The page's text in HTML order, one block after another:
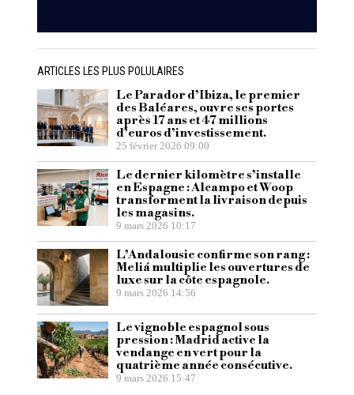
ARTICLES LES PLUS POLULAIRES
Le Parador d’Ibiza, le premier
des Baléares, ouvre ses portes
après 17 ans et 47 millions
d’euros d’investissement.
25 février 2026 09:00
Le dernier kilomètre s’installe
en Espagne : Alcampo et Woop
transforment la livraison depuis
les magasins.
9 mars 2026 10:17
L’Andalousie confirme son rang :
Meliá multiplie les ouvertures de
luxe sur la côte espagnole.
9 mars 2026 14:56
Le vignoble espagnol sous
pression : Madrid active la
vendange en vert pour la
quatrième année consécutive.
9 mars 2026 15:47